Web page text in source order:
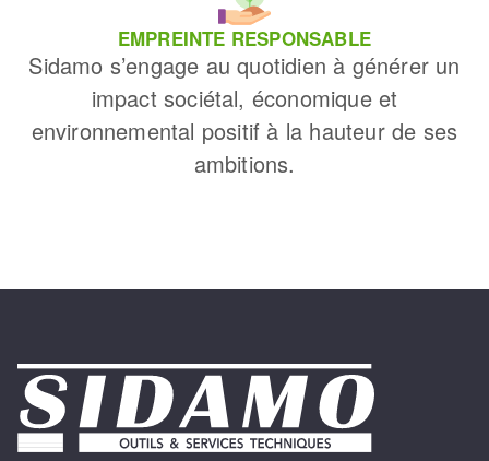
EMPREINTE RESPONSABLE
Sidamo s’engage au quotidien à générer un
impact sociétal, économique et
environnemental positif à la hauteur de ses
ambitions.